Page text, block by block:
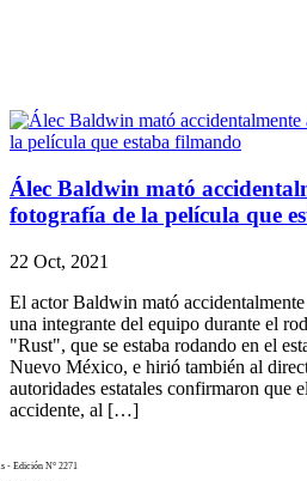
Álec Baldwin mató
fotografía de la película que
22 Oct, 2021
El actor Baldwin mató
una integrante del equipo durante el
"Rust", que se estaba rodando en el
Nuevo México, e hirió también al
autoridades estatales confirmaron que
accidente, al […]
- Edición N° 2271